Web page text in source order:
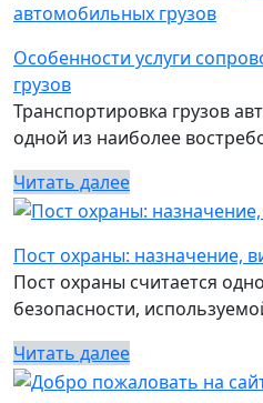
Особенности услуги
грузов
Транспортировка грузов
одной из наиболее
Читать далее
Пост охраны: назначение,
Пост охраны считается
безопасности,
Читать далее